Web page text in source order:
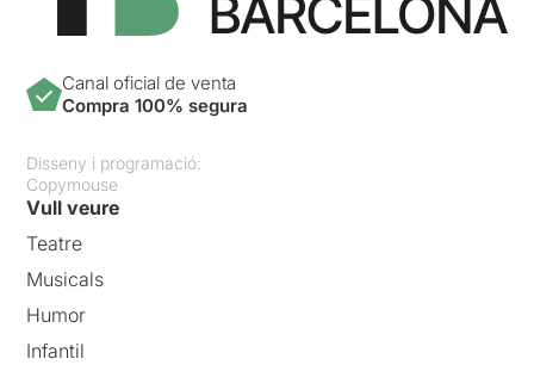
Canal oficial de venta
Compra 100% segura
Disseny i programació:
Copymouse
Vull veure
Teatre
Musicals
Humor
Infantil